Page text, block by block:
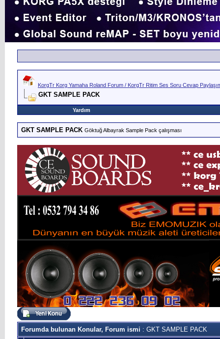
KorgTr Korg Yamaha Roland Forum / KorgTr Ritim Ses Soru Cevap
GKT SAMPLE PACK
Yardım
GKT SAMPLE PACK Göktuğ Albayrak Sample Pack çalışması
Forumda bulunan Konular, Forum ismi : GKT SAMPLE PACK